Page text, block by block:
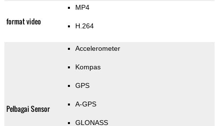
format video
MP4
H.264
Pelbagai Sensor
Accelerometer
Kompas
GPS
A-GPS
GLONASS